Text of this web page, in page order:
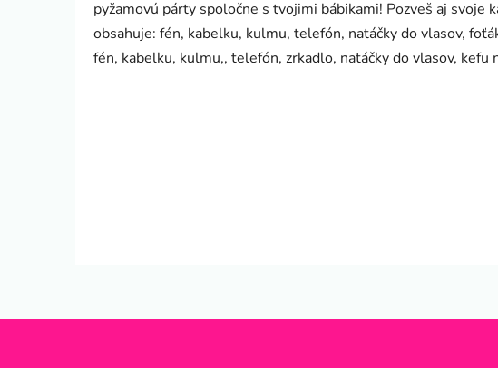
pyžamovú párty spoločne s tvojimi bábikami! Pozveš aj svoje
obsahuje: fén, kabelku, kulmu, telefón, natáčky do vlasov,
fén, kabelku, kulmu,, telefón, zrkadlo, natáčky do vlasov, kefu